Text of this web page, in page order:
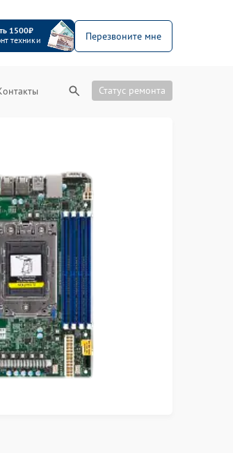
1500₽
техники
Перезвоните мне
Статус ремонта